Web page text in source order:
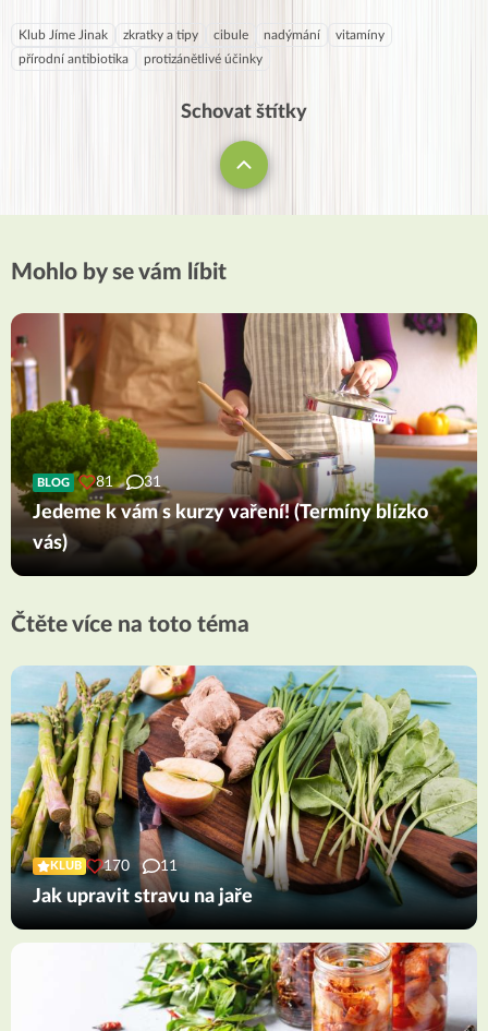
Klub Jíme Jinak zkratky a tipy cibule nadýmání
vitamíny
přírodní antibiotika
protizánětlivé účinky
Schovat štítky
Mohlo by se vám líbit
BLOG 81 31
Jedeme k vám s kurzy vaření! (Termíny blízko
vás)
Čtěte více na toto téma
KLUB 170 11
Jak upravit stravu na jaře